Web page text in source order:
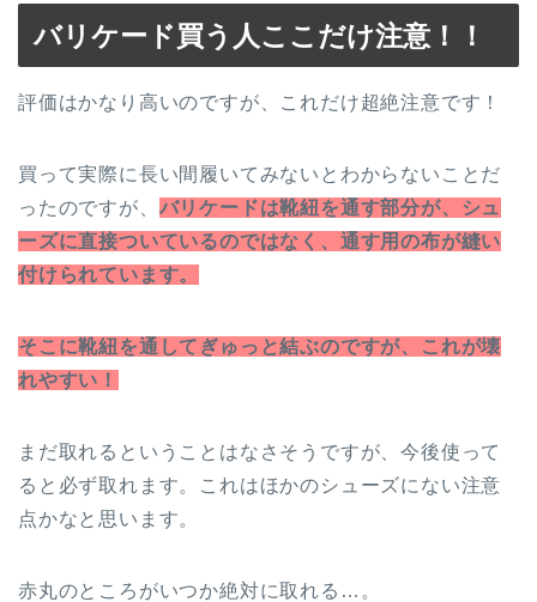
バリケード買う人ここだけ注意！！
評価はかなり高いのですが、これだけ超絶注意です！
買って実際に長い間履いてみないとわからないことだ
ったのですが、 バリケードは靴紐を通す部分が、シュ
ーズに直接ついているのではなく、通す用の布が縫い
付けられています。
そこに靴紐を通してぎゅっと結ぶのですが、これが壊
れやすい！
まだ取れるということはなさそうですが、今後使って
ると必ず取れます。これはほかのシューズにない注意
点かなと思います。
赤丸のところがいつか絶対に取れる…。